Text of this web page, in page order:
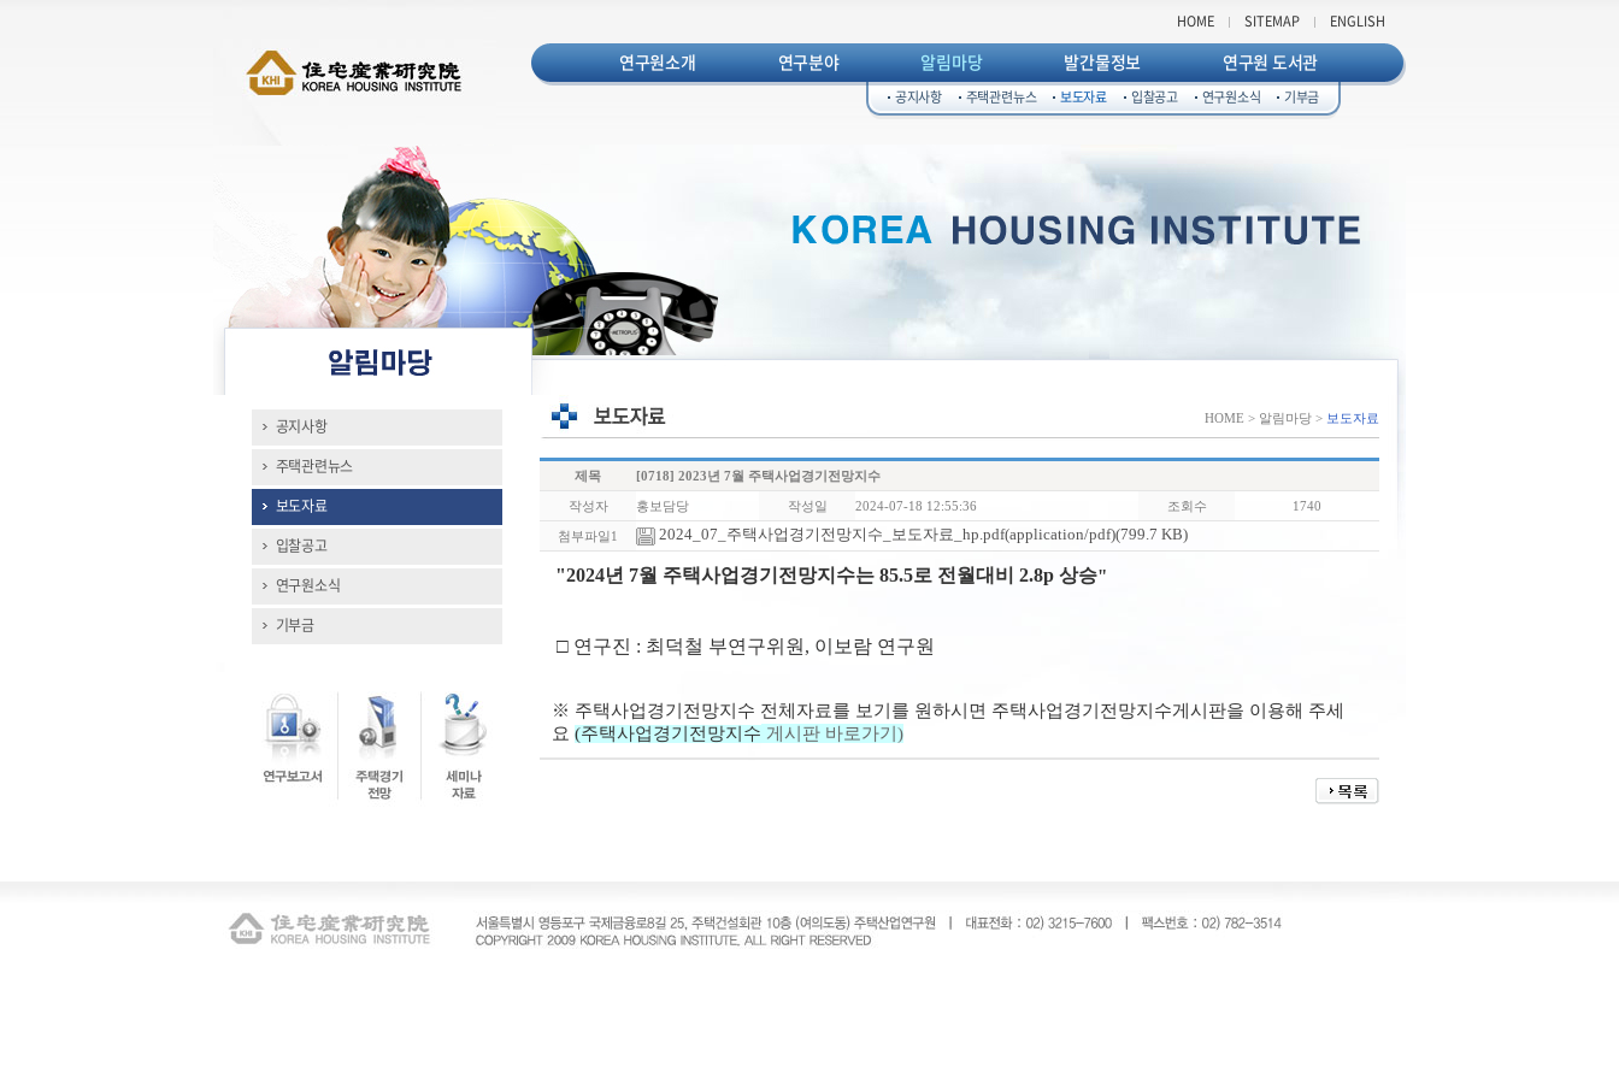
HOME SITEMAP ENGLISH
연구원소개 연구분야 알림마당
공지사항 주택관련뉴스 보도자료 입찰공고 연구원소식 기부금
발간물정보 연구원 도서관
공지사항
주택관련뉴스
보도자료
입찰공고
연구원소식
기부금
HOME > 알림마당 > 보도자료
제목 [0718] 2023년 7월 주택사업경기전망지수
작성자 홍보담당 작성일 2024-07-18 12:55:36 조회수 1740
첨부파일1 2024_07_주택사업경기전망지수_보도자료_hp.pdf(application/pdf)(799.7 KB)
"2024년 7월 주택사업경기전망지수는 85.5로 전월대비 2.8p 상승"
□ 연구진 : 최덕철 부연구위원, 이보람 연구원
※ 주택사업경기전망지수 전체자료를 보기를 원하시면 주택사업경기전망지수게시판을 이용해 주세
요 (주택사업경기전망지수 게시판 바로가기)